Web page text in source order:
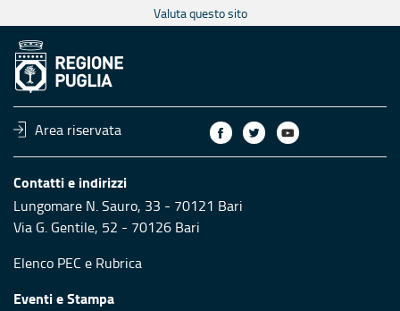
Valuta questo sito
Area riservata
Contatti e indirizzi
Lungomare N. Sauro, 33 - 70121 Bari
Via G. Gentile, 52 - 70126 Bari
Elenco PEC e Rubrica
Eventi e Stampa